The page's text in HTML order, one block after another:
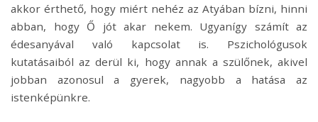
akkor érthető, hogy miért nehéz az Atyában bízni, hinni
abban, hogy Ő jót akar nekem. Ugyanígy számít az
édesanyával való kapcsolat is. Pszichológusok
kutatásaiból az derül ki, hogy annak a szülőnek, akivel
jobban azonosul a gyerek, nagyobb a hatása az
istenképünkre.